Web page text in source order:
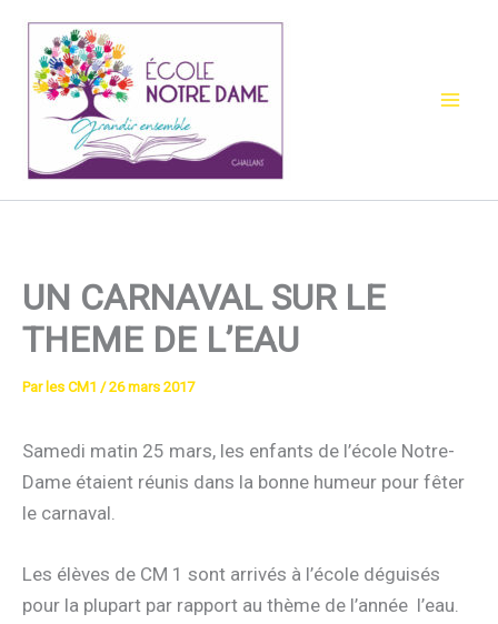
contenu
UN CARNAVAL SUR LE
THEME DE L’EAU
Par les CM1 /26 mars 2017
Samedi matin 25 mars, les enfants de l’école Notre-
Dame étaient réunis dans la bonne humeur pour fêter
le carnaval.
Les élèves de CM 1 sont arrivés à l’école déguisés
pour la plupart par rapport au thème de l’année l’eau.